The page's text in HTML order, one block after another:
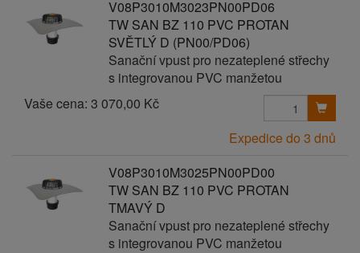
V08P3010M3023PN00PD06
TW SAN BZ 110 PVC PROTAN
SVĚTLÝ D (PN00/PD06)
Sanační vpust pro nezateplené střechy
s integrovanou PVC manžetou
Vaše cena: 3 070,00 Kč
Expedice do 3 dnů
V08P3010M3025PN00PD00
TW SAN BZ 110 PVC PROTAN
TMAVÝ D
Sanační vpust pro nezateplené střechy
s integrovanou PVC manžetou